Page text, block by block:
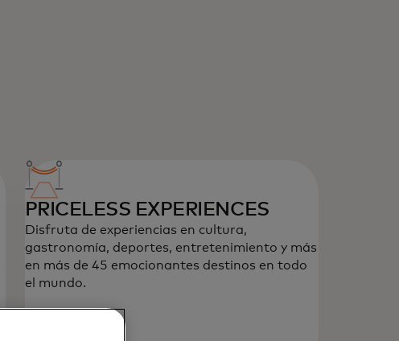
PRICELESS EXPERIENCES
Disfruta de experiencias en cultura,
gastronomía, deportes, entretenimiento y más
en más de 45 emocionantes destinos en todo
el mundo.